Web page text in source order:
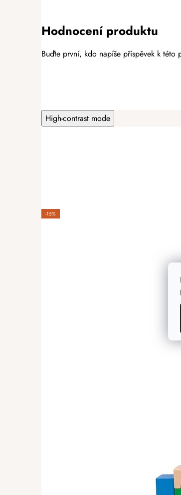
Hodnocení produktu
Buďte první, kdo napíše příspěvek k této
High-contrast mode
-15%